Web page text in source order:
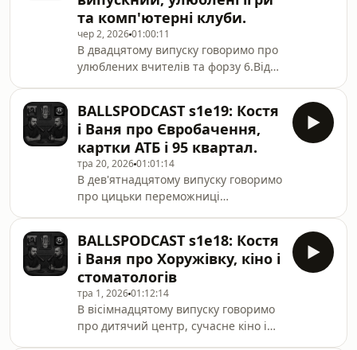
та комп'ютерні клуби.
чер 2, 202601:00:11
В двадцятому випуску говоримо про
улюблених вчителів та форзу 6.Відос
v=X5c42ZNV1dwБолз:
https://t.me/ballspodcast
BALLSPODCAST s1e19: Костя
і Ваня про Євробачення,
картки АТБ і 95 квартал.
тра 20, 202601:01:14
В дев'ятнадцятому випуску говоримо
про цицьки переможниці
анімешніками.Болз:
https://t.me/ballspodcast
BALLSPODCAST s1e18: Костя
і Ваня про Хоружівку, кіно і
стоматологів
тра 1, 202601:12:14
В вісімнадцятому випуску говоримо
про дитячий центр, сучасне кіно і